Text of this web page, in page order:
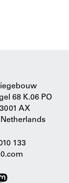
68 K.06 PO
AX
133